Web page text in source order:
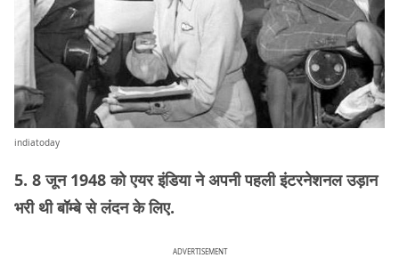
indiatoday
5. 8 जून 1948 को एयर इंडिया ने अपनी पहली इंटरनेशनल उड़ान
भरी थी बॉम्बे से लंदन के लिए.
ADVERTISEMENT